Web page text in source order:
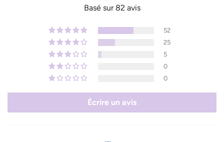
Basé sur 82 avis
52
25
5
0
0
Écrire un avis